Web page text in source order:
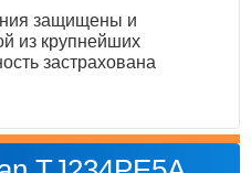
защищены и
из крупнейших
застрахована